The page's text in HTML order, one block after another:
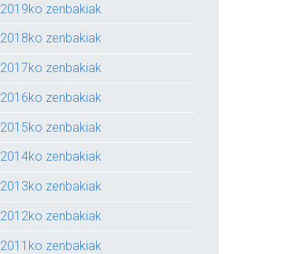
2019ko zenbakiak
2018ko zenbakiak
2017ko zenbakiak
2016ko zenbakiak
2015ko zenbakiak
2014ko zenbakiak
2013ko zenbakiak
2012ko zenbakiak
2011ko zenbakiak